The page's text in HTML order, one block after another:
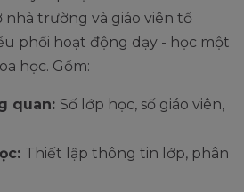
nhà trường và giáo viên tổ
phối hoạt động dạy - học một
học. Gồm:
quan: Số lớp học, số giáo viên,
Thiết lập thông tin lớp, phân